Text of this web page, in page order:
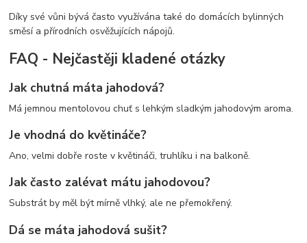
Díky své vůni bývá často využívána také do domácích bylinných
směsí a přírodních osvěžujících nápojů.
FAQ - Nejčastěji kladené otázky
Jak chutná máta jahodová?
Má jemnou mentolovou chuť s lehkým sladkým jahodovým aroma.
Je vhodná do květináče?
Ano, velmi dobře roste v květináči, truhlíku i na balkoně.
Jak často zalévat mátu jahodovou?
Substrát by měl být mírně vlhký, ale ne přemokřený.
Dá se máta jahodová sušit?